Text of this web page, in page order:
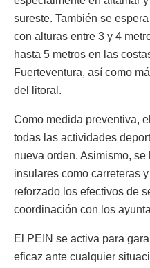
sureste. También se
con alturas entre 3 y 4
hasta 5 metros en las
Fuerteventura, así como
del litoral.
Como medida preventiva,
todas las actividades
nueva orden. Asimismo,
insulares como carreteras
reforzado los efectivos de
coordinación con los
El PEIN se activa para
eficaz ante cualquier